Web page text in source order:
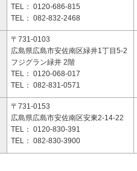
TEL： 0120-686-815
TEL： 082-832-2468
〒731-0103
広島県広島市安佐南区緑井1丁目5-2
フジグラン緑井 2階
TEL： 0120-068-017
TEL： 082-831-0571
〒731-0153
広島県広島市安佐南区安東2-14-22
TEL： 0120-830-391
TEL： 082-830-3900